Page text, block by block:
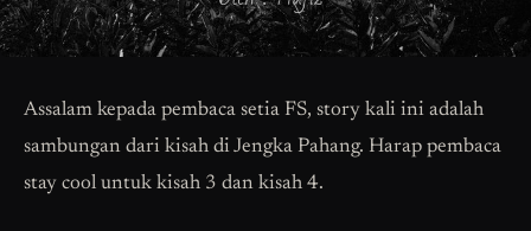
Assalam kepada pembaca setia FS, story kali ini adalah
sambungan dari kisah di Jengka Pahang. Harap pembaca
stay cool untuk kisah 3 dan kisah 4.